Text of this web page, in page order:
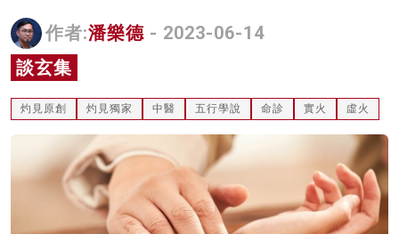
名家榜
灼見活動
關於我們
作者:潘樂德 - 2023-06-14
談玄集
灼見原創 灼見獨家 中醫 五行學說 命診 實火 虛火